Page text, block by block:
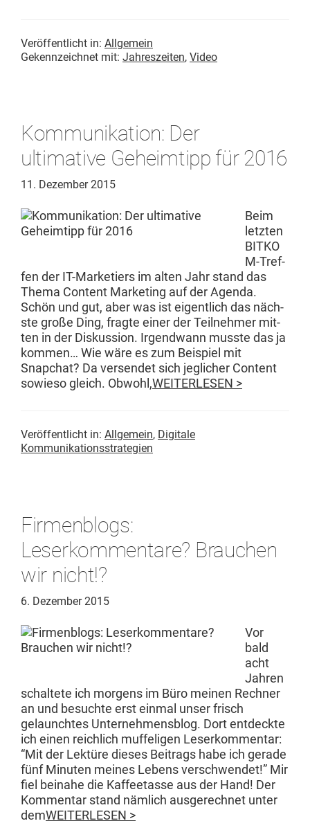
Veröffentlicht in: Allgemein
Gekennzeichnet mit: Jahreszeiten, Video
Kommunikation: Der
ultimative Geheimtipp für 2016
11. Dezember 2015
Beim
let­zten
BITKO
M-Tre­f­
fen der IT-Mar­ketiers im alten Jahr stand das
The­ma Con­tent Mar­ket­ing auf der Agen­da.
Schön und gut, aber was ist eigentlich das näch­
ste große Ding, fragte ein­er der Teil­nehmer mit­
ten in der Diskus­sion. Irgend­wann musste das ja
kom­men… Wie wäre es zum Beispiel mit
Snapchat? Da versendet sich jeglich­er Con­tent
sowieso gle­ich. Obwohl,WEITERLESEN >
Veröffentlicht in: Allgemein, Digitale
Kommunikationsstrategien
Firmenblogs:
Leserkommentare? Brauchen
wir nicht!?
6. Dezember 2015
Vor
bald
acht
Jahren
schal­tete ich mor­gens im Büro meinen Rech­n­er
an und besuchte erst ein­mal unser frisch
gelauncht­es Unternehmens­blog. Dort ent­deck­te
ich einen reich­lich muf­fe­li­gen Leserkom­men­tar:
“Mit der Lek­türe dieses Beitrags habe ich ger­ade
fünf Minuten meines Lebens ver­schwen­det!” Mir
fiel beina­he die Kaf­fee­tasse aus der Hand! Der
Kom­men­tar stand näm­lich aus­gerech­net unter
demWEITERLESEN >